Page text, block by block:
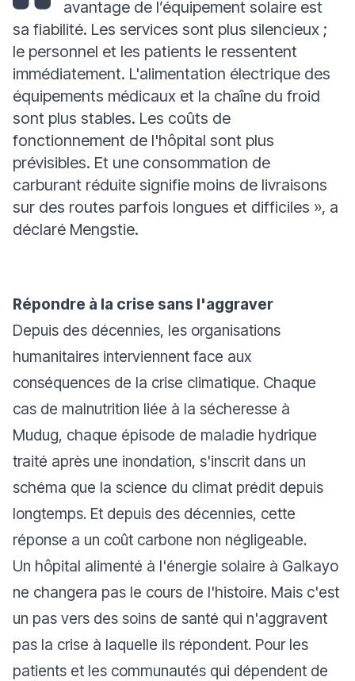
avantage de l’équipement solaire est
sa fiabilité. Les services sont plus silencieux ;
le personnel et les patients le ressentent
immédiatement. L'alimentation électrique des
équipements médicaux et la chaîne du froid
sont plus stables. Les coûts de
fonctionnement de l'hôpital sont plus
prévisibles. Et une consommation de
carburant réduite signifie moins de livraisons
sur des routes parfois longues et difficiles », a
déclaré Mengstie.
Répondre à la crise sans l'aggraver
Depuis des décennies, les organisations
humanitaires interviennent face aux
conséquences de la crise climatique. Chaque
cas de malnutrition liée à la sécheresse à
Mudug, chaque épisode de maladie hydrique
traité après une inondation, s'inscrit dans un
schéma que la science du climat prédit depuis
longtemps. Et depuis des décennies, cette
réponse a un coût carbone non négligeable.
Un hôpital alimenté à l'énergie solaire à Galkayo
ne changera pas le cours de l'histoire. Mais c'est
un pas vers des soins de santé qui n'aggravent
pas la crise à laquelle ils répondent. Pour les
patients et les communautés qui dépendent de